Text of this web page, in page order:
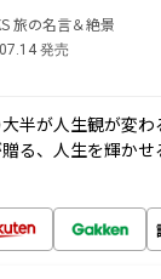
旅の名言＆絶景
発売
半が人生観が変わ
る、人生を輝か